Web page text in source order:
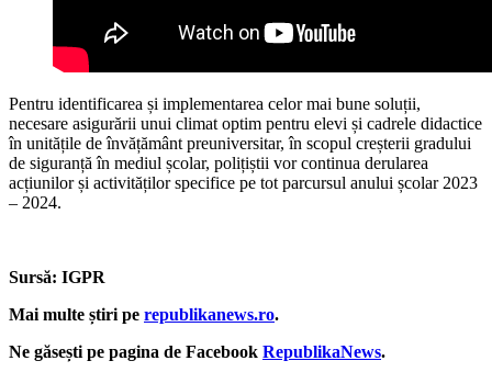
Pentru identificarea și implementarea celor mai bune soluții,
necesare asigurării unui climat optim pentru elevi și cadrele didactice
în unitățile de învățământ preuniversitar, în scopul creșterii gradului
de siguranță în mediul școlar, polițiștii vor continua derularea
acțiunilor și activităților specifice pe tot parcursul anului școlar 2023
– 2024.
Sursă: IGPR
Mai multe știri pe republikanews.ro.
Ne găsești pe pagina de Facebook RepublikaNews.